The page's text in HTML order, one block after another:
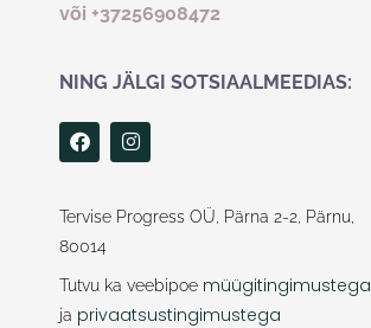
või +37256908472
NING JÄLGI SOTSIAALMEEDIAS:
F
a
c
b
o
o
I
n
s
a
g
m
Tervise Progress OÜ, Pärna 2-2, Pärnu,
80014
Tutvu ka veebipoe müügitingimustega
ja privaatsustingimustega